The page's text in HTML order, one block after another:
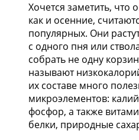
Хочется заметить, что
как и осенние,
популярных. Они
с одного пня или
собрать не одну
называют
их составе много
микроэлементов:
фосфор, а также
белки, природные